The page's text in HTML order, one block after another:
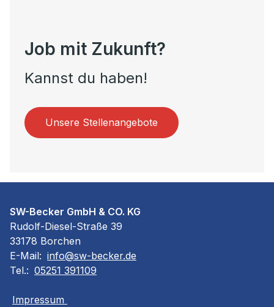
Job mit Zukunft?
Kannst du haben!
Unsere Stellenangebote
SW-Becker GmbH & CO. KG
Rudolf-Diesel-Straße 39
33178 Borchen
E-Mail: info@sw-becker.de
Tel.: 05251 391109
Impressum